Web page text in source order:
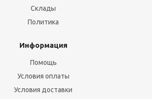
Склады
Политика
Информация
Помощь
Условия оплаты
Условия доставки